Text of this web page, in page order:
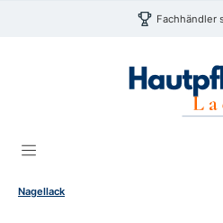
Zum Hauptinhalt springen Fachhändler
Nagellack